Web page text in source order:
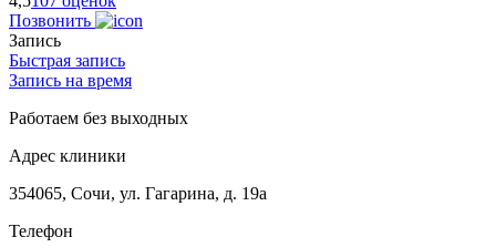
Позвонить
Запись
Быстрая запись
Запись на время
Работаем без выходных
Адрес клиники
354065, Сочи, ул. Гагарина, д. 19а
Телефон